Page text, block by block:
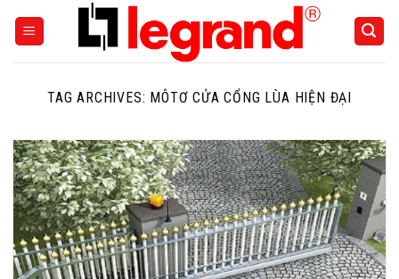
TAG ARCHIVES: MÔTƠ CỬA CỔNG LÙA HIỆN ĐẠI